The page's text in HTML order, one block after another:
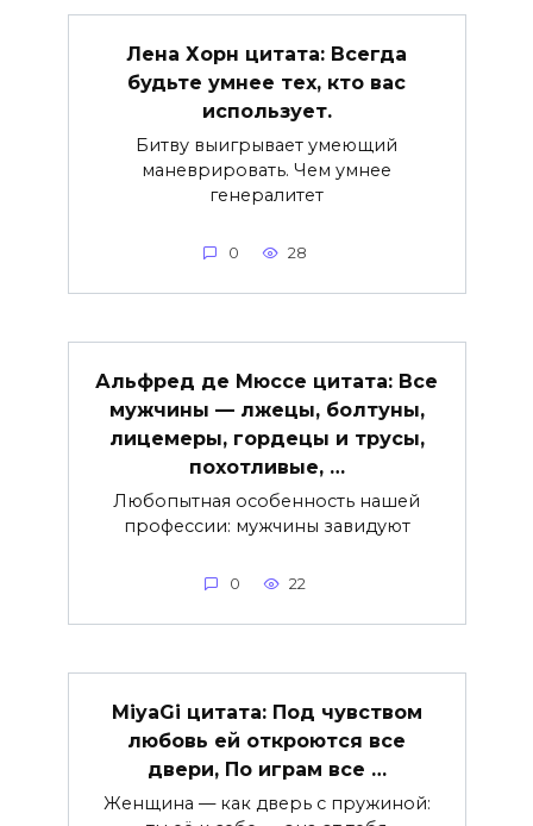
Лена Хорн цитата: Всегда
будьте умнее тех, кто вас
использует.
Битву выигрывает умеющий
маневрировать. Чем умнее
генералитет
0 28
Альфред де Мюссе цитата: Все
мужчины — лжецы, болтуны,
лицемеры, гордецы и трусы,
похотливые, …
Любопытная особенность нашей
профессии: мужчины завидуют
0 22
MiyaGi цитата: Под чувством
любовь ей откроются все
двери, По играм все …
Женщина — как дверь с пружиной: